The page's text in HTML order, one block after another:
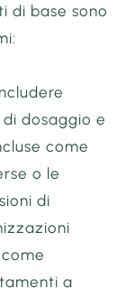
di base sono
dosaggio e
come
o le
di
a